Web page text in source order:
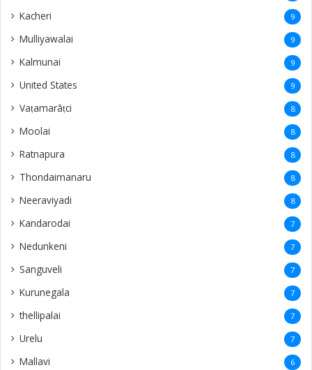
Kacheri 9
Mulliyawalai 9
Kalmunai 9
United States 9
Vaṭamarāṭci 8
Moolai 8
Ratnapura 8
Thondaimanaru 8
Neeraviyadi 8
Kandarodai 7
Nedunkeni 7
Sanguveli 7
Kurunegala 7
thellipalai 7
Urelu 7
Mallavi 6